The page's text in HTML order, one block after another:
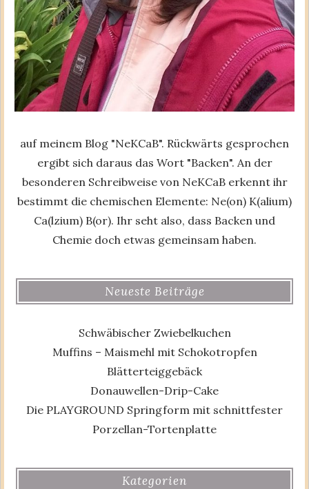
auf meinem Blog "NeKCaB". Rückwärts gesprochen
ergibt sich daraus das Wort "Backen". An der
besonderen Schreibweise von NeKCaB erkennt ihr
bestimmt die chemischen Elemente: Ne(on) K(alium)
Ca(lzium) B(or). Ihr seht also, dass Backen und
Chemie doch etwas gemeinsam haben.
Neueste Beiträge
Schwäbischer Zwiebelkuchen
Muffins – Maismehl mit Schokotropfen
Blätterteiggebäck
Donauwellen-Drip-Cake
Die PLAYGROUND Springform mit schnittfester
Porzellan-Tortenplatte
Kategorien